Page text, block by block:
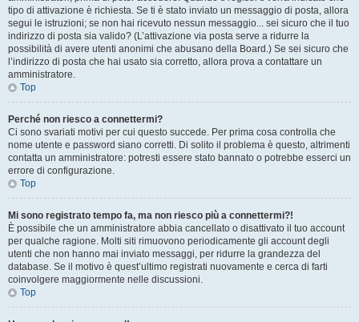
tipo di attivazione è richiesta. Se ti è stato inviato un messaggio di posta, allora
segui le istruzioni; se non hai ricevuto nessun messaggio... sei sicuro che il tuo
indirizzo di posta sia valido? (L’attivazione via posta serve a ridurre la
possibilità di avere utenti anonimi che abusano della Board.) Se sei sicuro che
l’indirizzo di posta che hai usato sia corretto, allora prova a contattare un
amministratore.
Top
Perché non riesco a connettermi?
Ci sono svariati motivi per cui questo succede. Per prima cosa controlla che
nome utente e password siano corretti. Di solito il problema è questo, altrimenti
contatta un amministratore: potresti essere stato bannato o potrebbe esserci un
errore di configurazione.
Top
Mi sono registrato tempo fa, ma non riesco più a connettermi?!
È possibile che un amministratore abbia cancellato o disattivato il tuo account
per qualche ragione. Molti siti rimuovono periodicamente gli account degli
utenti che non hanno mai inviato messaggi, per ridurre la grandezza del
database. Se il motivo è quest’ultimo registrati nuovamente e cerca di farti
coinvolgere maggiormente nelle discussioni.
Top